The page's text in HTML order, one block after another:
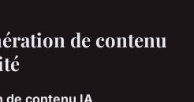
de contenu
de contenu IA